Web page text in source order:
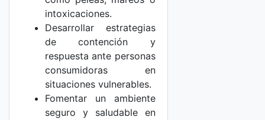
intoxicaciones.
Desarrollar estrategias
de contención y
respuesta ante personas
consumidoras en
situaciones vulnerables.
Fomentar un ambiente
seguro y saludable en